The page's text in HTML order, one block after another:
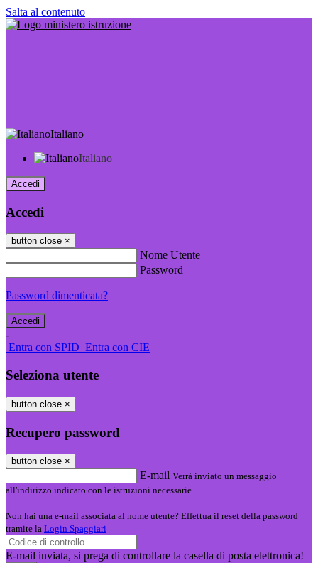
Salta al contenuto
Italiano
Italiano
Accedi
Accedi
button close ×
Nome Utente
Password
Password dimenticata?
-
Entra con SPID Entra con CIE
Seleziona utente
button close ×
Recupero password
button close ×
E-mail Verrà inviato un messaggio
all'indirizzo indicato con le istruzioni necessarie.
Non hai una e-mail associata al nome utente? Effettua il reset della password
tramite la Login Spaggiari
E-mail inviata, si prega di controllare la casella di posta elettronica!